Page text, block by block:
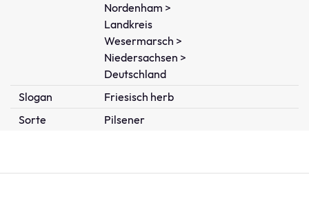
Nordenham >
Landkreis
Wesermarsch >
Niedersachsen >
Deutschland
Slogan
Friesisch herb
Sorte
Pilsener